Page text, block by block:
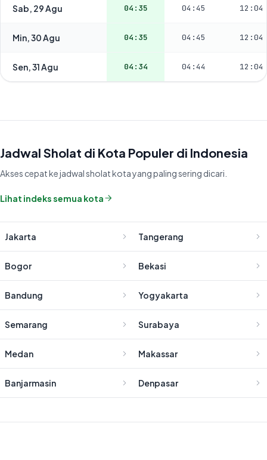
Sab, 29 Agu 04:35 04:45 12:04
Min, 30 Agu 04:35 04:45 12:04
Sen, 31 Agu 04:34 04:44 12:04
Jadwal Sholat di Kota Populer di Indonesia
Akses cepat ke jadwal sholat kota yang paling sering dicari.
Lihat indeks semua kota
Jakarta Tangerang
Bogor Bekasi
Bandung Yogyakarta
Semarang Surabaya
Medan Makassar
Banjarmasin Denpasar